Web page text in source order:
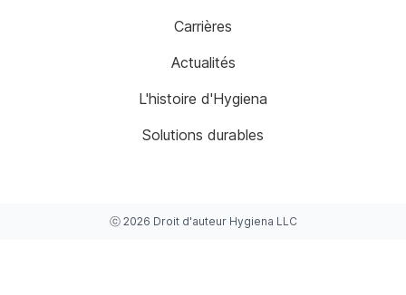
Carrières
Actualités
L'histoire d'Hygiena
Solutions durables
ⓒ 2026 Droit d'auteurHygiena LLC